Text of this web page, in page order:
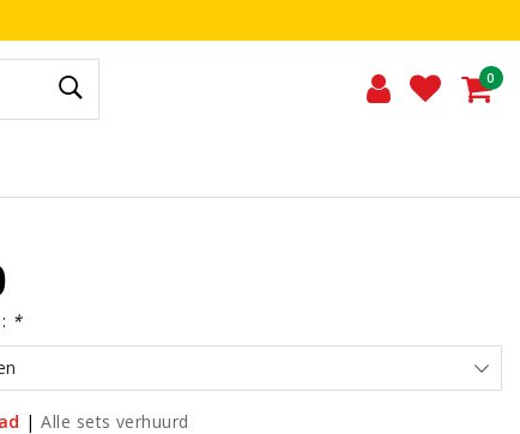
0
*
|Alle sets verhuurd